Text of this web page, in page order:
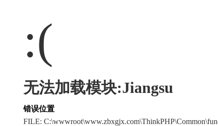
:(
无法加载模块:Jiangsu
错误位置
FILE: